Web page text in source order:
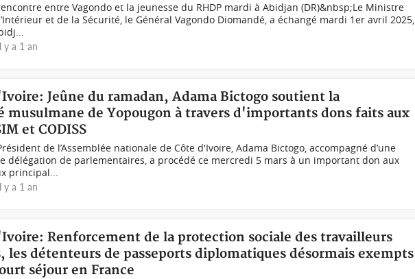
entre Vagondo et la jeunesse du RHDP mardi à Abidjan (DR)&nbsp;Le Ministre
et de la Sécurité, le Général Vagondo Diomandé, a échangé mardi 1er avril 2025,
y a 1 an
Jeûne du ramadan, Adama Bictogo soutient la
musulmane de Yopougon à travers d'importants dons faits aux
et CODISS
de l’Assemblée nationale de Côte d'Ivoire, Adama Bictogo, accompagné d’une
délégation de parlementaires, a procédé ce mercredi 5 mars à un important don aux
principal...
y a 1 an
Renforcement de la protection sociale des travailleurs
les détenteurs de passeports diplomatiques désormais exempts
séjour en France